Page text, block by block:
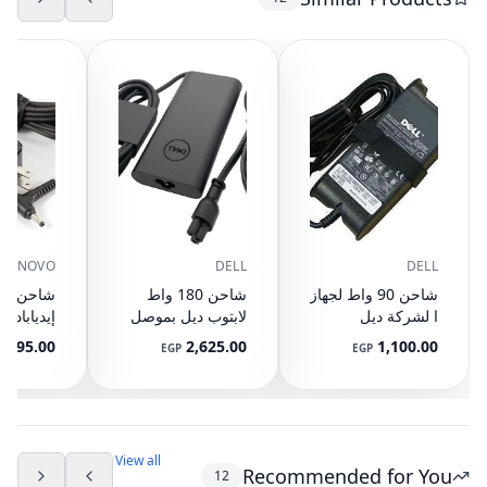
DELL
شاحن 90 واط لجهاز
ا لشركة ديل
N7110 N7010
N5050 15 1564
M5010 M5030
1,100.00
EGP
DELL
شاحن 180 واط
لابتوب ديل بموصل
7.4 مم - شاحن
دقيق 7680 7670
2,625.00
EGP
LENOVO
شاحن
45 واط
Recommended for You
12
View all